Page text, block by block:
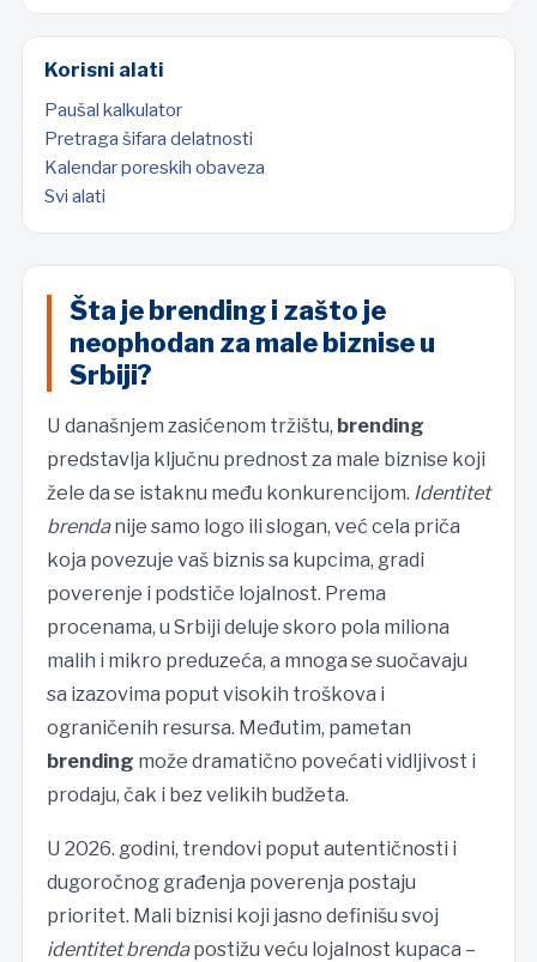
Šta je brending i zašto je
neophodan za male biznise u
Srbiji?
U današnjem zasićenom tržištu, brending
predstavlja ključnu prednost za male biznise koji
žele da se istaknu među konkurencijom. Identitet
brendanije samo logo ili slogan, već cela priča
koja povezuje vaš biznis sa kupcima, gradi
poverenje i podstiče lojalnost. Prema
procenama, u Srbiji deluje skoro pola miliona
malih i mikro preduzeća, a mnoga se suočavaju
sa izazovima poput visokih troškova i
ograničenih resursa. Međutim, pametan
brending može dramatično povećati vidljivost i
prodaju, čak i bez velikih budžeta.
U 2026. godini, trendovi poput autentičnosti i
dugoročnog građenja poverenja postaju
prioritet. Mali biznisi koji jasno definišu svoj
identitet brendapostižu veću lojalnost kupaca –
Korisni alati
Paušal kalkulator
Pretraga šifara delatnosti
Kalendar poreskih obaveza
Svi alati